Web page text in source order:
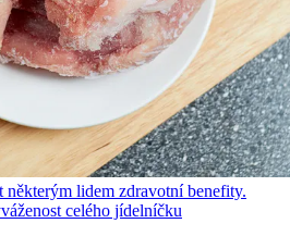
některým lidem zdravotní benefity.
celého jídelníčku